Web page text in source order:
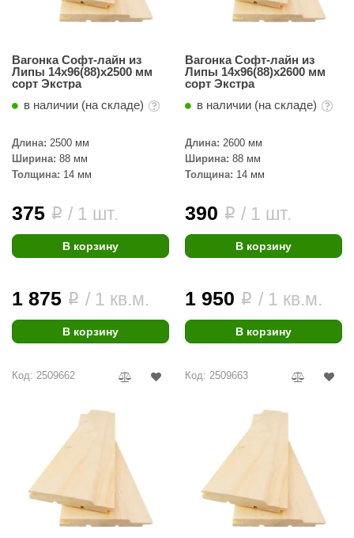
Вагонка Софт-лайн из
Липы 14х96(88)х2500 мм
сорт Экстра
в наличии (на складе)
Длина: 2500 мм
Ширина: 88 мм
Толщина: 14 мм
375 i / 1 шт.
В корзину
1 875 i / 1 кв.м.
В корзину
Вагонка Софт-лайн из
Липы 14х96(88)х2600 мм
сорт Экстра
в наличии (на складе)
Длина: 2600 мм
Ширина: 88 мм
Толщина: 14 мм
390 i / 1 шт.
В корзину
1 950 i / 1 кв.м.
В корзину
Код: 2509662 Код: 2509663